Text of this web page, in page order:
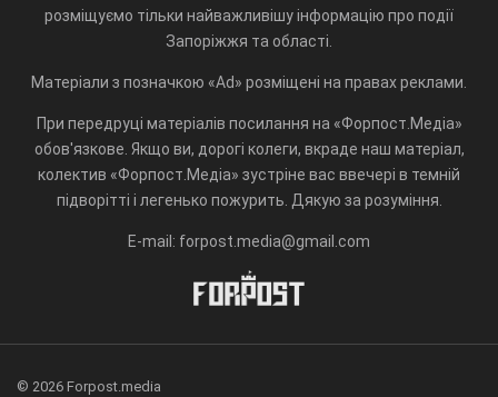
розміщуємо тільки найважливішу інформацію про події
Запоріжжя та області.
Матеріали з позначкою «Ad» розміщені на правах реклами.
При передруці матеріалів посилання на «Форпост.Медіа»
обов'язкове. Якщо ви, дорогі колеги, вкраде наш матеріал,
колектив «Форпост.Медіа» зустріне вас ввечері в темній
підворітті і легенько пожурить. Дякую за розуміння.
E-mail: forpost.media@gmail.com
© 2026 Forpost.media